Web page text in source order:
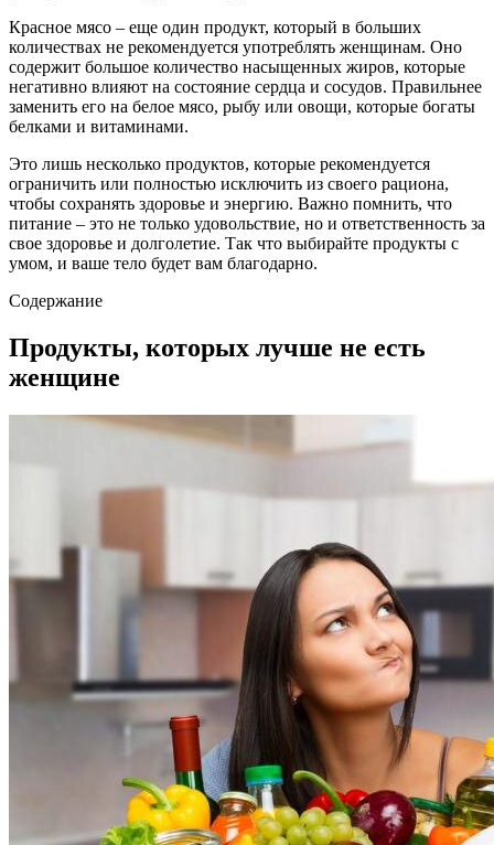
Красное мясо – еще один продукт, который в больших
количествах не рекомендуется употреблять женщинам. Оно
содержит большое количество насыщенных жиров, которые
негативно влияют на состояние сердца и сосудов. Правильнее
заменить его на белое мясо, рыбу или овощи, которые богаты
белками и витаминами.
Это лишь несколько продуктов, которые рекомендуется
ограничить или полностью исключить из своего рациона,
чтобы сохранять здоровье и энергию. Важно помнить, что
питание – это не только удовольствие, но и ответственность за
свое здоровье и долголетие. Так что выбирайте продукты с
умом, и ваше тело будет вам благодарно.
Содержание
Продукты, которых лучше не есть
женщине